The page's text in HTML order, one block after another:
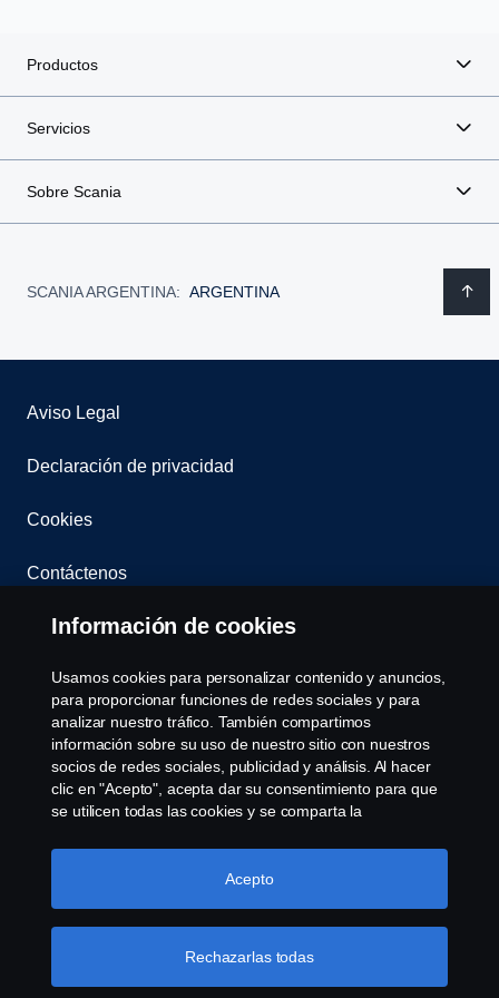
Productos
Servicios
Sobre Scania
SCANIA ARGENTINA: ARGENTINA
Aviso Legal
Declaración de privacidad
Cookies
Contáctenos
Sistema de Denuncias
Configuración de cookies
reservados. Scania Argentina S.A.U. - Piedrabuena
5400, Grand Bourg, CP (1615) Buenos Aires,
Información de cookies
Usamos cookies para personalizar contenido y anuncios,
para proporcionar funciones de redes sociales y para
analizar nuestro tráfico. También compartimos
información sobre su uso de nuestro sitio con nuestros
socios de redes sociales, publicidad y análisis. Al hacer
clic en "Acepto", acepta dar su consentimiento para que
se utilicen todas las cookies y se comparta la
haciendo clic en "Configuración de cookies" y
seleccionando las categorías que desea aceptar. Para
Más información sobre su privacidad
Rechazarlas todas
Acepto